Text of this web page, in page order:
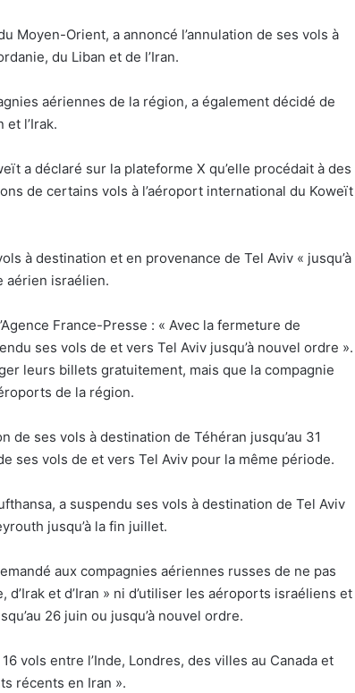
Moyen-Orient, a annoncé l’annulation de ses vols à
du Liban et de l’Iran.
aériennes de la région, a également décidé de
l’Irak.
a déclaré sur la plateforme X qu’elle procédait à des
de certains vols à l’aéroport international du Koweït
à destination et en provenance de Tel Aviv « jusqu’à
aérien israélien.
France-Presse : « Avec la fermeture de
ses vols de et vers Tel Aviv jusqu’à nouvel ordre ».
leurs billets gratuitement, mais que la compagnie
de la région.
de ses vols à destination de Téhéran jusqu’au 31
ses vols de et vers Tel Aviv pour la même période.
a suspendu ses vols à destination de Tel Aviv
jusqu’à la fin juillet.
aux compagnies aériennes russes de ne pas
d’Irak et d’Iran » ni d’utiliser les aéroports israéliens et
26 juin ou jusqu’à nouvel ordre.
vols entre l’Inde, Londres, des villes au Canada et
récents en Iran ».